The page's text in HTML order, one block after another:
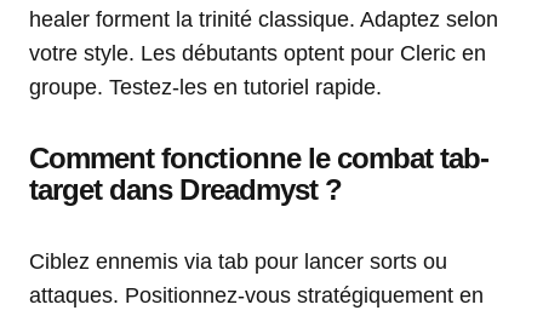
healer forment la trinité classique. Adaptez selon
votre style. Les débutants optent pour Cleric en
groupe. Testez-les en tutoriel rapide.
Comment fonctionne le combat tab-
target dans Dreadmyst ?
Ciblez ennemis via tab pour lancer sorts ou
attaques. Positionnez-vous stratégiquement en